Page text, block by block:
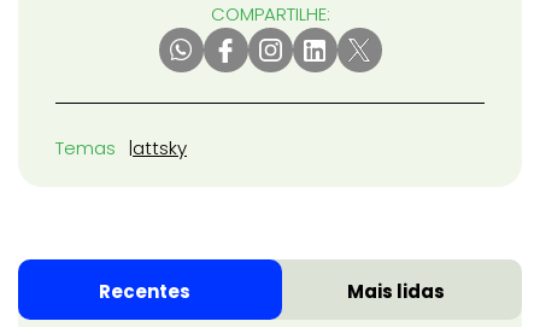
COMPARTILHE:
Temas attsky
Recentes Mais lidas